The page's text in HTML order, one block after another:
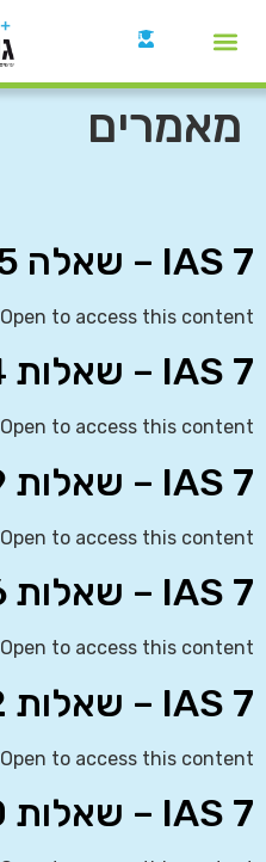
מאמרים
IAS 7 – שאלה 65
Open to access this content
IAS 7 – שאלות 60-64
Open to access this content
IAS 7 – שאלות 57-59 (חשוב)
Open to access this content
IAS 7 – שאלות 53-56 (חשוב)
Open to access this content
IAS 7 – שאלות 51-52
Open to access this content
IAS 7 – שאלות 49-50